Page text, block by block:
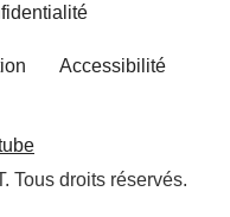
Accessibilité
Tous droits réservés.